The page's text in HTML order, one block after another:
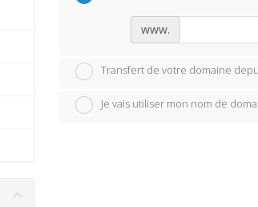
www.
Transfert de votre domaine
Je vais utiliser mon nom de